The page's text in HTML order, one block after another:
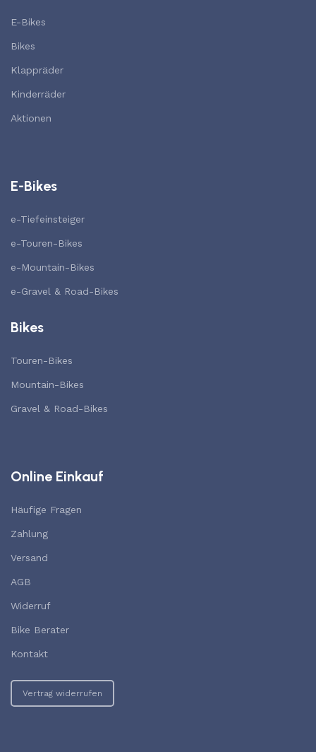
E-Bikes
Bikes
Klappräder
Kinderräder
Aktionen
E-Bikes
e-Tiefeinsteiger
e-Touren-Bikes
e-Mountain-Bikes
e-Gravel & Road-Bikes
Bikes
Touren-Bikes
Mountain-Bikes
Gravel & Road-Bikes
Online Einkauf
Häufige Fragen
Zahlung
Versand
AGB
Widerruf
Bike Berater
Kontakt
Vertrag widerrufen